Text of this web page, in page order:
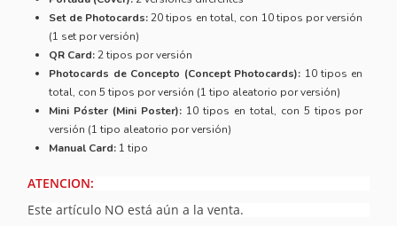
Set de Photocards:20 tipos en total, con 10 tipos por versión
(1 set por versión)
QR Card:2 tipos por versión
Photocards de Concepto (Concept Photocards): 10 tipos en
total, con 5 tipos por versión (1 tipo aleatorio por versión)
Mini Póster (Mini Poster): 10 tipos en total, con 5 tipos por
versión (1 tipo aleatorio por versión)
Manual Card: 1 tipo
ATENCION:
Este artículo NO está aún a la venta.